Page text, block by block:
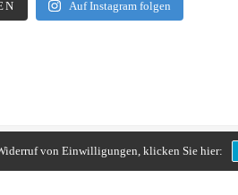
Auf Instagram folgen
von Einwilligungen, klicken Sie hier: